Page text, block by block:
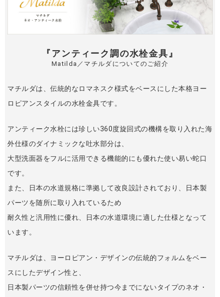
『アンティーク調の水栓金具』
Matilda／マチルダについてのご紹介
マチルダは、伝統的なロマネスク様式をベースにした本格ヨー
ロピアンスタイルの水栓金具です。
アンティーク水栓には珍しい360度旋回式の機構を取り入れた海
外仕様のダイナミックな吐水部分は、
大型洗面器をフルに活用できる機能的にも優れた使い易い蛇口
です。
また、日本の水道規格に準拠して改良設計されており、日本製
パーツを随所に取り入れているため
耐久性と汎用性に優れ、日本の水道環境に適した仕様となって
います。
マチルダは、ヨーロピアン・デザインの伝統的フォルムをベー
スにしたデザイン性と、
日本製パーツの信頼性を併せ持つ今までにないタイプのネオ・